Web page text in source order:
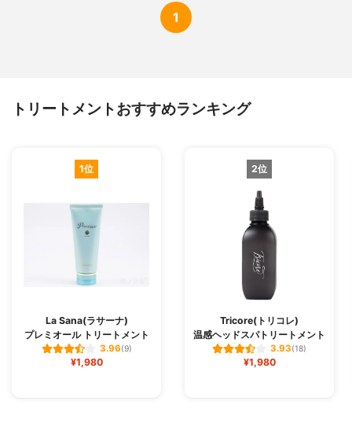
1
トリートメントおすすめランキング
1位
La Sana(ラサーナ)
プレミオール トリートメント
3.96(9)
¥1,980
2位
Tricore(トリコレ)
温感ヘッドスパトリートメント
3.93(18)
¥1,980